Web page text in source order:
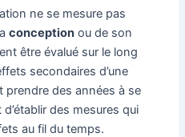
ne se mesure pas
conception ou de son
être évalué sur le long
secondaires d’une
prendre des années à se
des mesures qui
au fil du temps.